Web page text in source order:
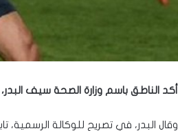
أكد الناطق باسم وزارة الصحة سيف
وقال البدر، في تصريح للوكالة